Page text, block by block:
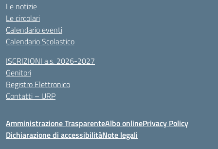
Le notizie
Le circolari
Calendario eventi
Calendario Scolastico
ISCRIZIONI a.s. 2026-2027
Genitori
Registro Elettronico
Contatti – URP
Amministrazione TrasparenteAlbo onlinePrivacy Policy
Dichiarazione di accessibilitàNote legali